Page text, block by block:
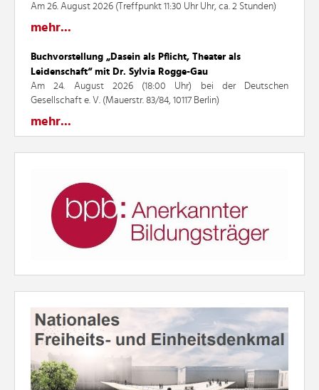
Am 26. August 2026 (Treffpunkt 11:30 Uhr Uhr, ca. 2 Stunden)
mehr...
Buchvorstellung „Dasein als Pflicht, Theater als
Leidenschaft“ mit Dr. Sylvia Rogge-Gau
Am 24. August 2026 (18:00 Uhr) bei der Deutschen
Gesellschaft e. V. (Mauerstr. 83/84, 10117 Berlin)
mehr...